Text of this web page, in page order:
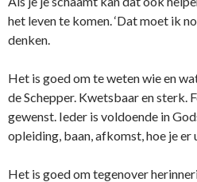
het leven te komen. ‘Dat moet ik
denken.
Het is goed om te weten wie en
de Schepper. Kwetsbaar en sterk.
gewenst. Ieder is voldoende in
opleiding, baan, afkomst, hoe je
Het is goed om tegenover